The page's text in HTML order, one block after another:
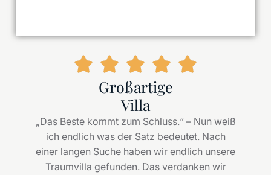
Großartige
Villa
„Das Beste kommt zum Schluss.“ – Nun weiß
ich endlich was der Satz bedeutet. Nach
einer langen Suche haben wir endlich unsere
Traumvilla gefunden. Das verdanken wir